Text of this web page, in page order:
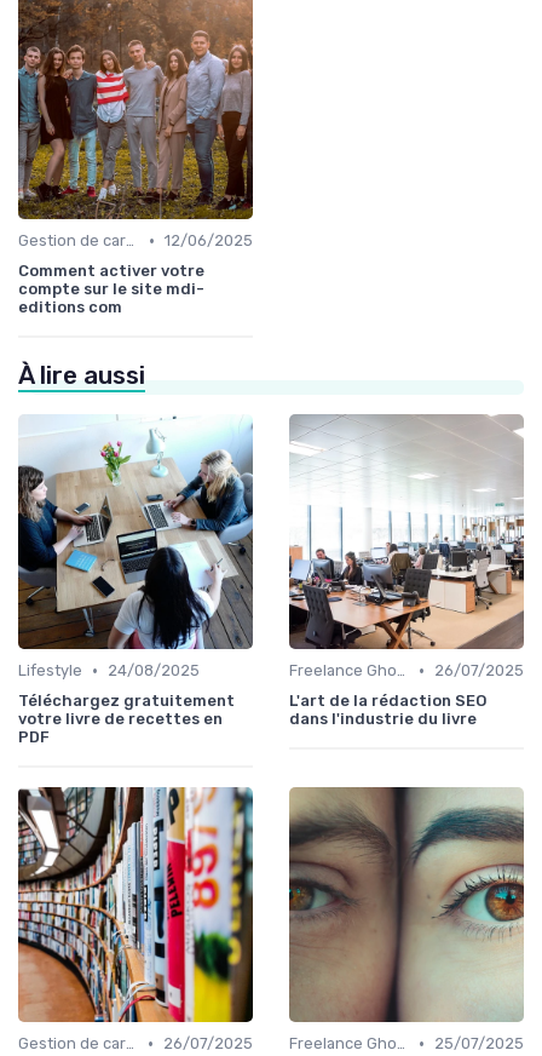
Gestion de carrière dans l'édition de livre • 12/06/2025
Comment activer votre
compte sur le site mdi-
editions com
À lire aussi
Lifestyle •
24/08/2025
Téléchargez gratuitement
votre livre de recettes en
PDF
Freelance Ghost Writer & rédaction externalisée •
26/07/2025
L'art de la rédaction SEO
dans l'industrie du livre
Gestion de carrière dans l'édition de livre •
26/07/2025
Freelance Ghost Writer & rédaction externalisée •
25/07/2025